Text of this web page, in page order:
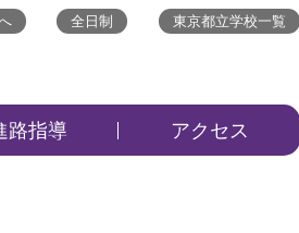
路指導 アクセス
東京都立学校一覧
全日制